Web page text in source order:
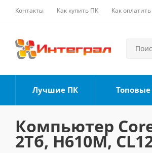
Контакты Как купить ПК Как
Лучшие ПК
Компьютер Core
2Тб, H610M,